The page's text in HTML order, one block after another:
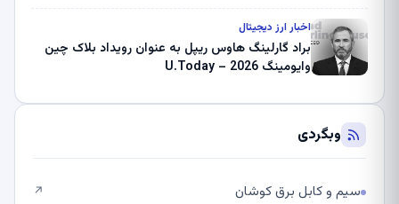
اخبار ارز دیجیتال
براد گارلینگ هاوس ریپل به عنوان رویداد بلاک چین
وایومینگ 2026 – U.Today
وبگردی
سیم و کابل برق کوشان ↗